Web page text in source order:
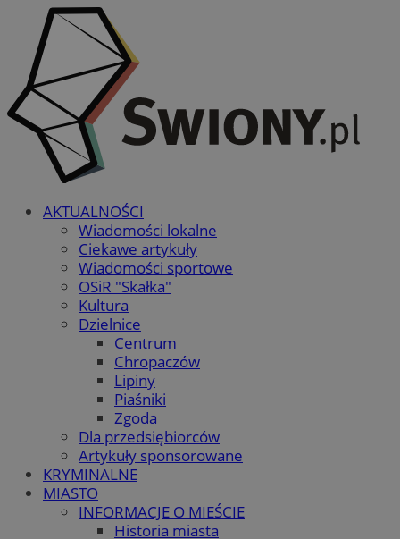
AKTUALNOŚCI
Wiadomości lokalne
Ciekawe artykuły
Wiadomości sportowe
OSiR "Skałka"
Kultura
Dzielnice
Centrum
Chropaczów
Lipiny
Piaśniki
Zgoda
Dla przedsiębiorców
Artykuły sponsorowane
KRYMINALNE
MIASTO
INFORMACJE O MIEŚCIE
Historia miasta